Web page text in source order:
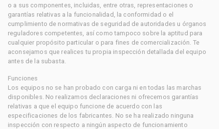
o a sus componentes, incluidas, entre otras, representaciones o
garantías relativas a la funcionalidad, la conformidad o el
cumplimiento de normativas de seguridad de autoridades u órganos
reguladores competentes, así como tampoco sobre la aptitud para
cualquier propósito particular o para fines de comercialización. Te
aconsejamos que realices tu propia inspección detallada del equipo
antes de la subasta.
Funciones
Los equipos no se han probado con carga ni en todas las marchas
disponibles. No realizamos declaraciones ni ofrecemos garantías
relativas a que el equipo funcione de acuerdo con las
especificaciones de los fabricantes. No se ha realizado ninguna
inspección con respecto a ningún aspecto de funcionamiento